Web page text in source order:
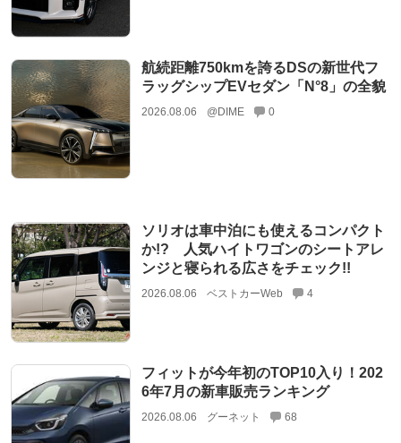
航続距離750kmを誇るDSの新世代フ
ラッグシップEVセダン「N°8」の全貌
2026.08.06 @DIME 0
ソリオは車中泊にも使えるコンパクト
か!? 人気ハイトワゴンのシートアレ
ンジと寝られる広さをチェック!!
2026.08.06 ベストカーWeb 4
フィットが今年初のTOP10入り！202
6年7月の新車販売ランキング
2026.08.06 グーネット 68